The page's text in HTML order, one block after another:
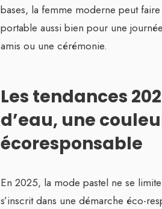
bases, la femme moderne peut
portable aussi bien pour une
amis ou une cérémonie.
Les tendances
d’eau, une
écoresponsable
En 2025, la mode pastel ne se
s’inscrit dans une démarche éco-